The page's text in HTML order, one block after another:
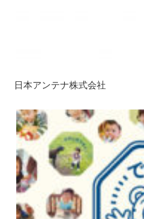
日本アンテナ株式会社